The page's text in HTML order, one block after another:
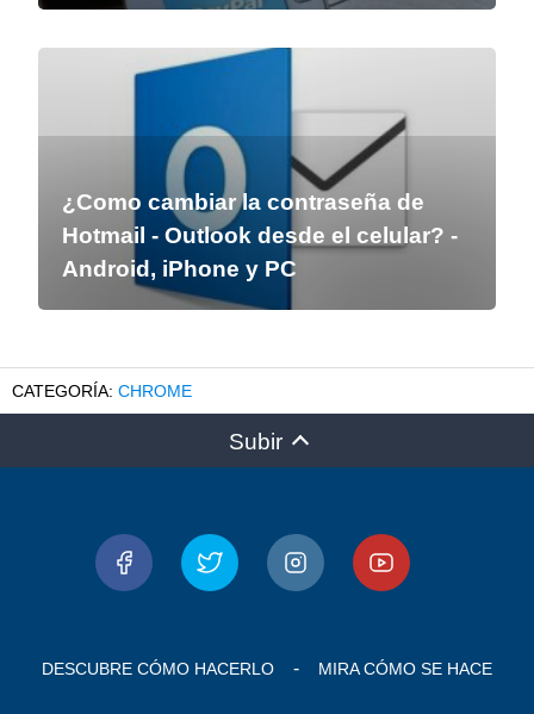
¿Como cambiar la contraseña de
Hotmail - Outlook desde el celular? -
Android, iPhone y PC
CHROME
Subir
DESCUBRE CÓMO HACERLO MIRA CÓMO SE HACE